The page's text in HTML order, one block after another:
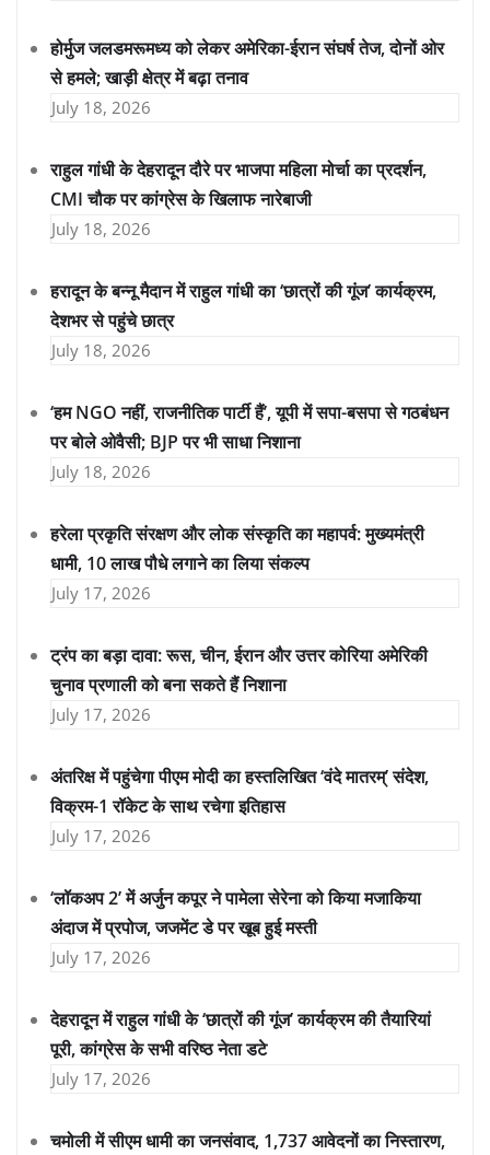
होर्मुज जलडमरूमध्य को लेकर अमेरिका-ईरान संघर्ष तेज, दोनों ओर
से हमले; खाड़ी क्षेत्र में बढ़ा तनाव
July 18, 2026
राहुल गांधी के देहरादून दौरे पर भाजपा महिला मोर्चा का प्रदर्शन,
CMI चौक पर कांग्रेस के खिलाफ नारेबाजी
July 18, 2026
हरादून के बन्नू मैदान में राहुल गांधी का ‘छात्रों की गूंज’ कार्यक्रम,
देशभर से पहुंचे छात्र
July 18, 2026
‘हम NGO नहीं, राजनीतिक पार्टी हैं’, यूपी में सपा-बसपा से गठबंधन
पर बोले ओवैसी; BJP पर भी साधा निशाना
July 18, 2026
हरेला प्रकृति संरक्षण और लोक संस्कृति का महापर्व: मुख्यमंत्री
धामी, 10 लाख पौधे लगाने का लिया संकल्प
July 17, 2026
ट्रंप का बड़ा दावा: रूस, चीन, ईरान और उत्तर कोरिया अमेरिकी
चुनाव प्रणाली को बना सकते हैं निशाना
July 17, 2026
अंतरिक्ष में पहुंचेगा पीएम मोदी का हस्तलिखित ‘वंदे मातरम्’ संदेश,
विक्रम-1 रॉकेट के साथ रचेगा इतिहास
July 17, 2026
‘लॉकअप 2’ में अर्जुन कपूर ने पामेला सेरेना को किया मजाकिया
अंदाज में प्रपोज, जजमेंट डे पर खूब हुई मस्ती
July 17, 2026
देहरादून में राहुल गांधी के ‘छात्रों की गूंज’ कार्यक्रम की तैयारियां
पूरी, कांग्रेस के सभी वरिष्ठ नेता डटे
July 17, 2026
चमोली में सीएम धामी का जनसंवाद, 1,737 आवेदनों का निस्तारण,